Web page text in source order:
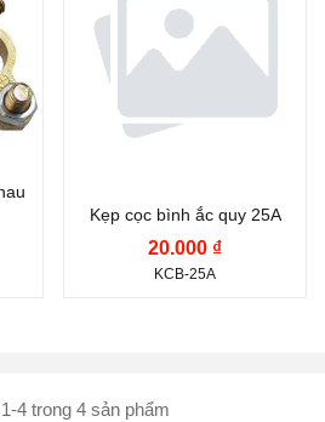
Kẹp cọc bình ắc quy 25A
20.000 ₫
KCB-25A
4 trong 4 sản phẩm